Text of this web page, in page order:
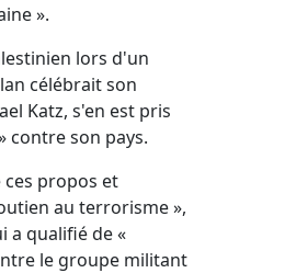
».
lors d'un
célébrait son
Katz, s'en est pris
contre son pays.
ces propos et
au terrorisme »,
a qualifié de «
le groupe militant